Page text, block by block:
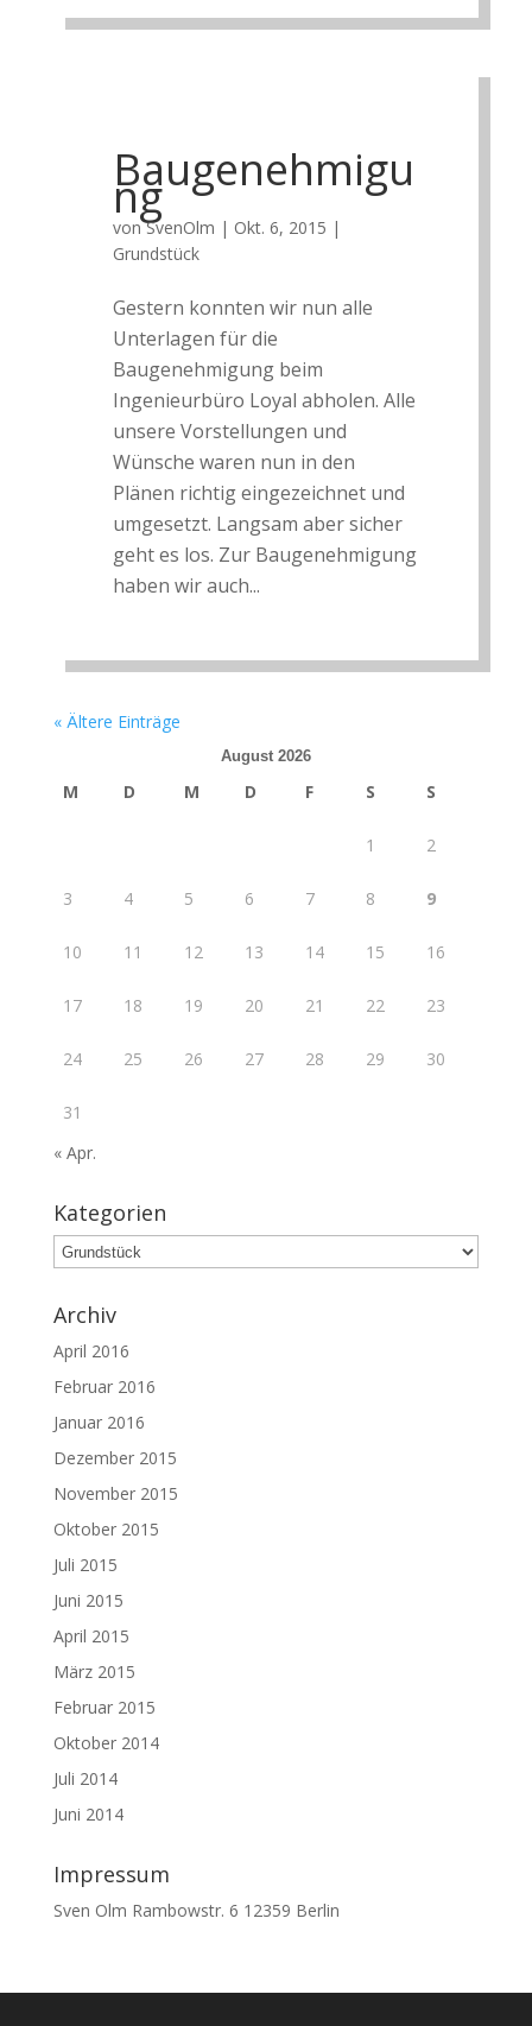
Baugenehmigu
ng
vonSvenOlm | Okt. 6, 2015 |
Grundstück
Gestern konnten wir nun alle
Unterlagen für die
Baugenehmigung beim
Ingenieurbüro Loyal abholen. Alle
unsere Vorstellungen und
Wünsche waren nun in den
Plänen richtig eingezeichnet und
umgesetzt. Langsam aber sicher
geht es los. Zur Baugenehmigung
haben wir auch...
« Ältere Einträge
August 2026
M D M D F S S
1 2
3 4 5 6 7 8 9
10 11 12 13 14 15 16
17 18 19 20 21 22 23
24 25 26 27 28 29 30
31
« Apr.
Kategorien
Kategorien
Archiv
April 2016
Februar 2016
Januar 2016
Dezember 2015
November 2015
Oktober 2015
Juli 2015
Juni 2015
April 2015
März 2015
Februar 2015
Oktober 2014
Juli 2014
Juni 2014
Impressum
Sven Olm Rambowstr. 6 12359 Berlin